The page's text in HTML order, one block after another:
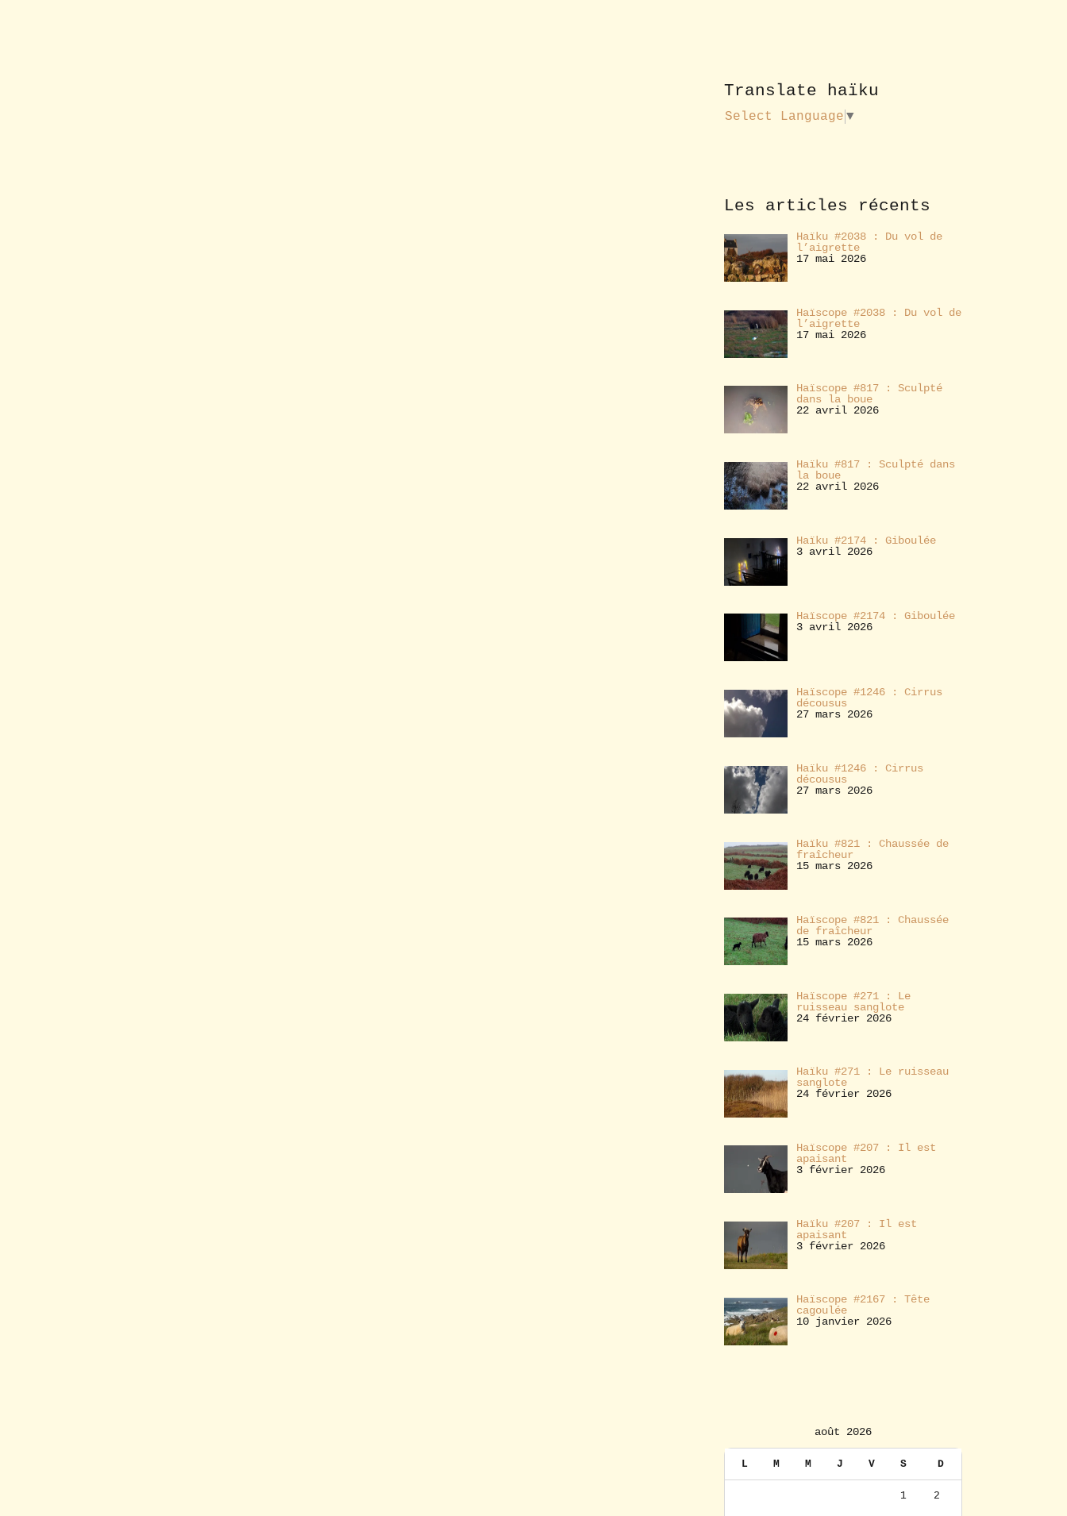
o
u
s
e
Translate haïku
Select Language ▼
Les articles récents
Haïku #2038 : Du vol de
l’aigrette
17 mai 2026
Haïscope #2038 : Du vol de
l’aigrette
17 mai 2026
Haïscope #817 : Sculpté
dans la boue
22 avril 2026
Haïku #817 : Sculpté dans
la boue
22 avril 2026
Haïku #2174 : Giboulée
3 avril 2026
Haïscope #2174 : Giboulée
3 avril 2026
Haïscope #1246 : Cirrus
décousus
27 mars 2026
Haïku #1246 : Cirrus
décousus
27 mars 2026
Haïku #821 : Chaussée de
fraîcheur
15 mars 2026
Haïscope #821 : Chaussée
de fraîcheur
15 mars 2026
Haïscope #271 : Le
ruisseau sanglote
24 février 2026
Haïku #271 : Le ruisseau
sanglote
24 février 2026
Haïscope #207 : Il est
apaisant
3 février 2026
Haïku #207 : Il est
apaisant
3 février 2026
Haïscope #2167 : Tête
cagoulée
10 janvier 2026
août 2026
L M M J V S D
1 2